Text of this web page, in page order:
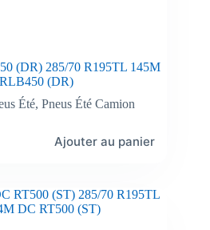
(DR) 285/70 R195TL 145M
(DR)
Été,Pneus Été Camion
Ajouter au panier